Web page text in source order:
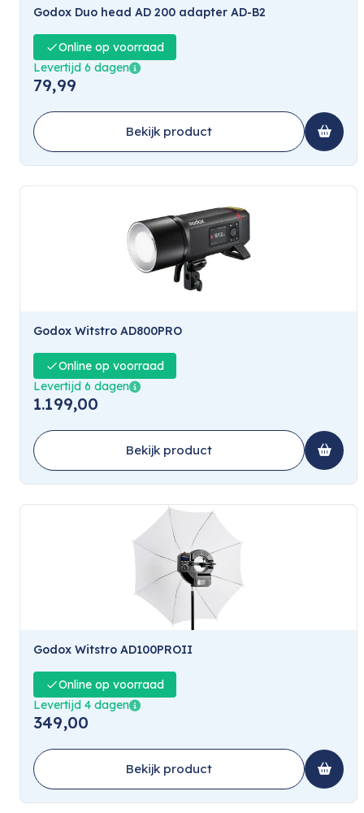
Godox Duo head AD 200 adapter AD-B2
Online op voorraad
Levertijd 6 dagen
79,99
Bekijk product
Godox Witstro AD800PRO
Online op voorraad
Levertijd 6 dagen
1.199,00
Bekijk product
Godox Witstro AD100PROII
Online op voorraad
Levertijd 4 dagen
349,00
Bekijk product